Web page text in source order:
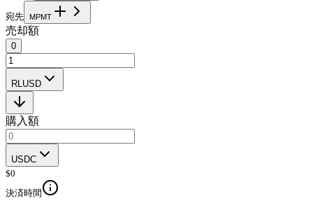
宛先 MPMT
売却額
0
RLUSD
購入額
USDC
$0
決済時間